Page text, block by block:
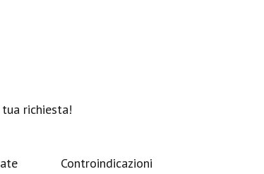
richiesta!
Controindicazioni